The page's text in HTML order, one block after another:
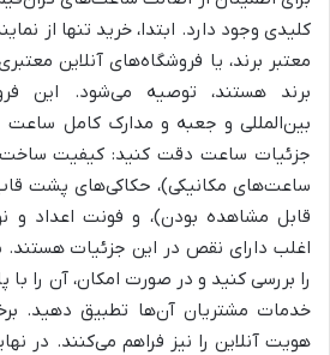
کلیدی وجود دارد. ابتدا، خرید تنها از
معتبر برند، یا فروشگاه‌های آنلاین
برند هستند، توصیه می‌شود. این
بین‌المللی و جعبه و مدارک کامل ساعت
جزئیات ساعت دقت کنید: کیفیت
ساعت‌های مکانیکی)، حکاکی‌های پشت
قابل مشاهده بودن)، و فونت اعداد
اغلب دارای نقص در این جزئیات
را بررسی کنید و در صورت امکان، آن را با
خدمات مشتریان آن‌ها تطبیق دهید.
هویت آنلاین را نیز فراهم می‌کنند. در